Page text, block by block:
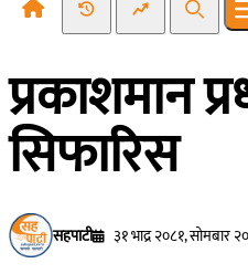
Recent NewsTrending News
Search
प्रकाशमान
सिफारिस
सहपाटी ३१ भाद्र २०८१, सोमबार